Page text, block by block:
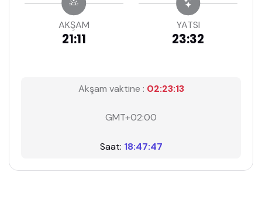
AKŞAM
21:11
YATSI
23:32
Akşam vaktine : 02:23:13
GMT+02:00
Saat: 18:47:47